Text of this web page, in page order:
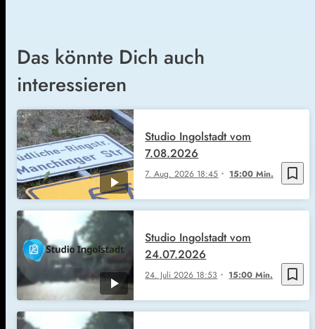
Das könnte Dich auch
interessieren
bookmark_border
7. Aug. 2026 18:45 15:00 Min.
Studio Ingolstadt vom
7.08.2026
bookmark_border
24. Juli 2026 18:53 15:00 Min.
Studio Ingolstadt vom
24.07.2026